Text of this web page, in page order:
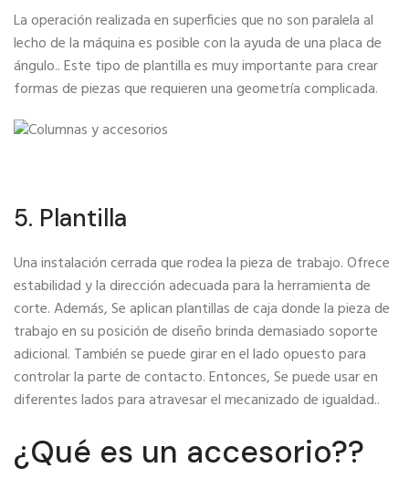
La operación realizada en superficies que no son paralela al
lecho de la máquina es posible con la ayuda de una placa de
ángulo.. Este tipo de plantilla es muy importante para crear
formas de piezas que requieren una geometría complicada.
5. Plantilla
Una instalación cerrada que rodea la pieza de trabajo. Ofrece
estabilidad y la dirección adecuada para la herramienta de
corte. Además, Se aplican plantillas de caja donde la pieza de
trabajo en su posición de diseño brinda demasiado soporte
adicional. También se puede girar en el lado opuesto para
controlar la parte de contacto. Entonces, Se puede usar en
diferentes lados para atravesar el mecanizado de igualdad..
¿Qué es un accesorio??